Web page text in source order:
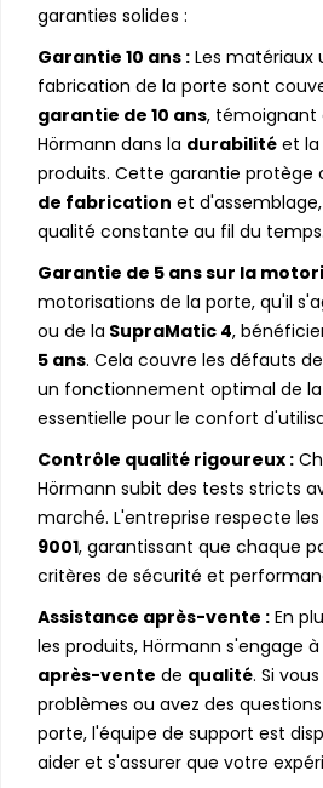
garanties solides :
Garantie 10 ans : Les matériaux
fabrication de la porte sont
garantie de 10 ans, témoignant
Hörmann dans la durabilité et la
produits. Cette garantie protège
de fabrication et
qualité constante au fil du temps.
Garantie de 5 ans sur la
motorisations de la porte, qu'il
ou de la SupraMatic 4,
5 ans. Cela couvre les défauts
un fonctionnement optimal de
essentielle pour le confort
Contrôle qualité rigoureux :
Hörmann subit des tests stricts
marché. L'entreprise respecte
9001, garantissant que chaque
critères de sécurité et
Assistance après-vente : En
les produits, Hörmann s'engage
après-vente de qualité. Si
problèmes ou avez des
porte, l'équipe de support est
aider et s'assurer que votre